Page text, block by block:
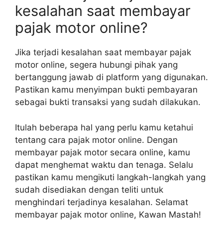
kesalahan saat membayar
pajak motor online?
Jika terjadi kesalahan saat membayar pajak
motor online, segera hubungi pihak yang
bertanggung jawab di platform yang digunakan.
Pastikan kamu menyimpan bukti pembayaran
sebagai bukti transaksi yang sudah dilakukan.
Itulah beberapa hal yang perlu kamu ketahui
tentang cara pajak motor online. Dengan
membayar pajak motor secara online, kamu
dapat menghemat waktu dan tenaga. Selalu
pastikan kamu mengikuti langkah-langkah yang
sudah disediakan dengan teliti untuk
menghindari terjadinya kesalahan. Selamat
membayar pajak motor online, Kawan Mastah!